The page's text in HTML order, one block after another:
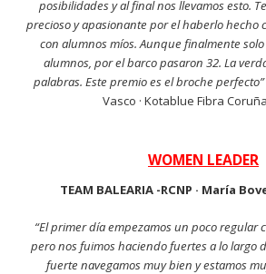
posibilidades y al final nos llevamos esto.
precioso y apasionante por el haberlo hecho
con alumnos míos. Aunque finalmente
alumnos, por el barco pasaron 32. La
palabras. Este premio es el broche perfecto”
Vasco · Kotablue Fibra
WOMEN LEADER
TEAM BALEARIA -RCNP · María
“El primer día empezamos un poco regular
pero nos fuimos haciendo fuertes a lo largo
fuerte navegamos muy bien y estamos